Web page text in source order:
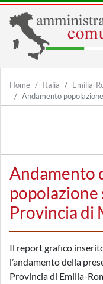
Home Italia Emilia-
Andamento
Andamento
popolazione
Provincia di
Il report grafico
l’andamento della
Provincia di Emilia-